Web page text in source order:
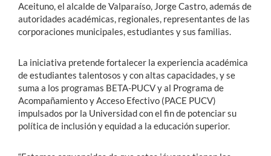
Aceituno, el alcalde de Valparaíso, Jorge Castro, además de
autoridades académicas, regionales, representantes de las
corporaciones municipales, estudiantes y sus familias.
La iniciativa pretende fortalecer la experiencia académica
de estudiantes talentosos y con altas capacidades, y se
suma a los programas BETA-PUCV y al Programa de
Acompañamiento y Acceso Efectivo (PACE PUCV)
impulsados por la Universidad con el fin de potenciar su
política de inclusión y equidad a la educación superior.